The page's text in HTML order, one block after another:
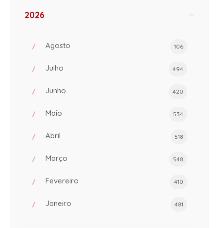
2026
Agosto 106
Julho 494
Junho 420
Maio 534
Abril 518
Março 548
Fevereiro 410
Janeiro 481